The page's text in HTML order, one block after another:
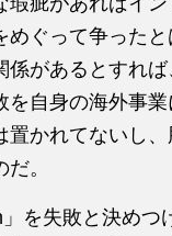
めぐって争った
係があるとすれ
を自身の海外事
かれてないし
。
を失敗と決め